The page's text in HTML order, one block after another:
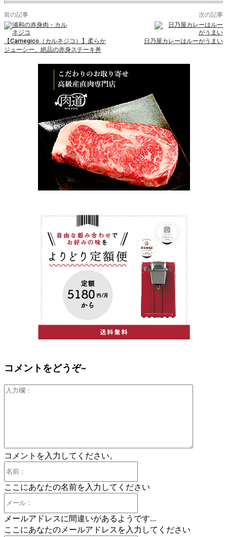
前の記事
【Carnegico（カルネジコ）】柔らか
ジューシー、絶品の赤身ステーキ丼
次の記事
日乃屋カレーはルーがうまい
コメントをどうぞ~
コメントを入力してください。
ここにあなたの名前を入力してください
ル：
メールアドレスに間違いがあるようです...
ここにあなたのメールアドレスを入力してください